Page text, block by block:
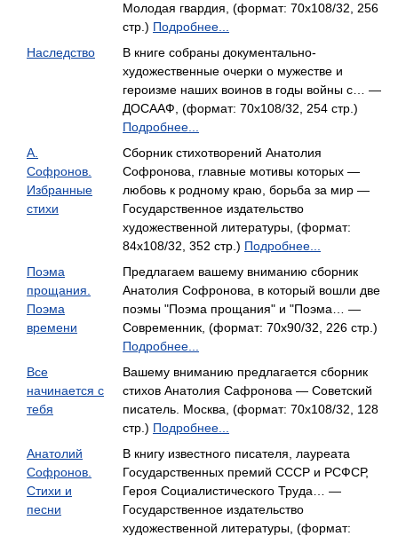
Молодая гвардия, (формат: 70x108/32, 256
стр.) Подробнее...
Наследство
В книге собраны документально-
художественные очерки о мужестве и
героизме наших воинов в годы войны с… —
ДОСААФ, (формат: 70x108/32, 254 стр.)
Подробнее...
А.
Софронов.
Избранные
стихи
Сборник стихотворений Анатолия
Софронова, главные мотивы которых —
любовь к родному краю, борьба за мир —
Государственное издательство
художественной литературы, (формат:
84x108/32, 352 стр.) Подробнее...
Поэма
прощания.
Поэма
времени
Предлагаем вашему вниманию сборник
Анатолия Софронова, в который вошли две
поэмы "Поэма прощания" и "Поэма… —
Современник, (формат: 70x90/32, 226 стр.)
Подробнее...
Все
начинается с
тебя
Вашему вниманию предлагается сборник
стихов Анатолия Сафронова — Советский
писатель. Москва, (формат: 70x108/32, 128
стр.) Подробнее...
Анатолий
Софронов.
Стихи и
песни
В книгу известного писателя, лауреата
Государственных премий СССР и РСФСР,
Героя Социалистического Труда… —
Государственное издательство
художественной литературы, (формат: